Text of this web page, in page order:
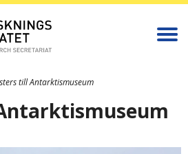
till Antarktismuseum